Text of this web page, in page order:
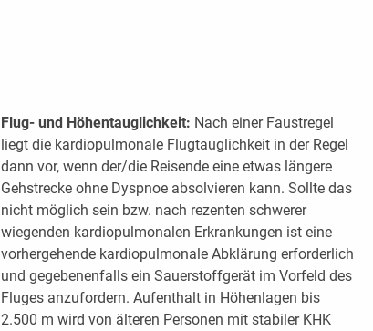
Flug- und Höhentauglichkeit: Nach einer Faustregel
liegt die kardiopulmonale Flugtauglichkeit in der Regel
dann vor, wenn der/die Reisende eine etwas längere
Gehstrecke ohne Dyspnoe absolvieren kann. Sollte das
nicht möglich sein bzw. nach rezenten schwerer
wiegenden kardiopulmonalen Erkrankungen ist eine
vorhergehende kardiopulmonale Abklärung erforderlich
und gegebenenfalls ein Sauerstoffgerät im Vorfeld des
Fluges anzufordern. Aufenthalt in Höhenlagen bis
2.500 m wird von älteren Personen mit stabiler KHK